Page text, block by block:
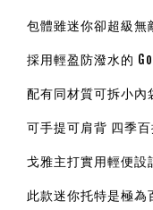
包體雖迷你卻超級無
採用輕盈防潑水的
配有同材質可拆小內
可手提可肩背 四季
戈雅主打實用輕便設
此款迷你托特是極為